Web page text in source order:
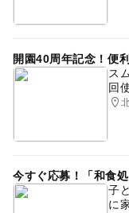
開園40周年記念！便
ス
回
今すぐ応募！「和食
子
に